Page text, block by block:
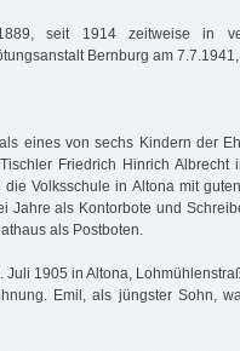
seit 1914 zeitweise in
Bernburg am
eines von sechs Kindern der
Friedrich Hinrich Albrecht
Volksschule in Altona mit
Jahre als Kontorbote und
als Postboten.
Juli 1905 in Altona,
Emil, als jüngster Sohn,